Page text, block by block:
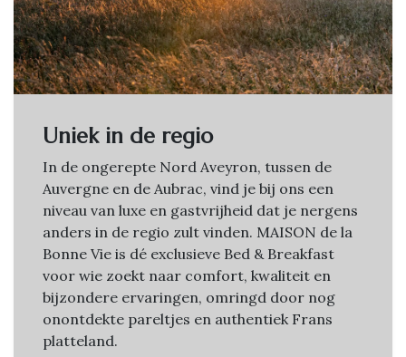
Uniek in de regio
In de ongerepte Nord Aveyron, tussen de
Auvergne en de Aubrac, vind je bij ons een
niveau van luxe en gastvrijheid dat je nergens
anders in de regio zult vinden. MAISON de la
Bonne Vie is dé exclusieve Bed & Breakfast
voor wie zoekt naar comfort, kwaliteit en
bijzondere ervaringen, omringd door nog
onontdekte pareltjes en authentiek Frans
platteland.